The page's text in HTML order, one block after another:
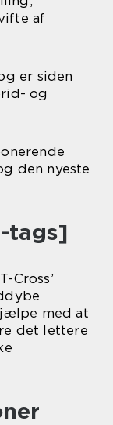
af
er siden
og
den nyeste
tags]
Cross’
med at
det lettere